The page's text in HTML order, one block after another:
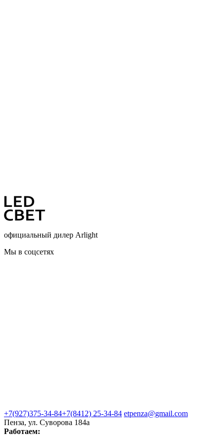
официальный дилер Arlight
Мы в соцсетях
+7(927)375-34-84+7(8412) 25-34-84 etpenza@gmail.com
Пенза, ул. Cуворова 184а
Работаем: